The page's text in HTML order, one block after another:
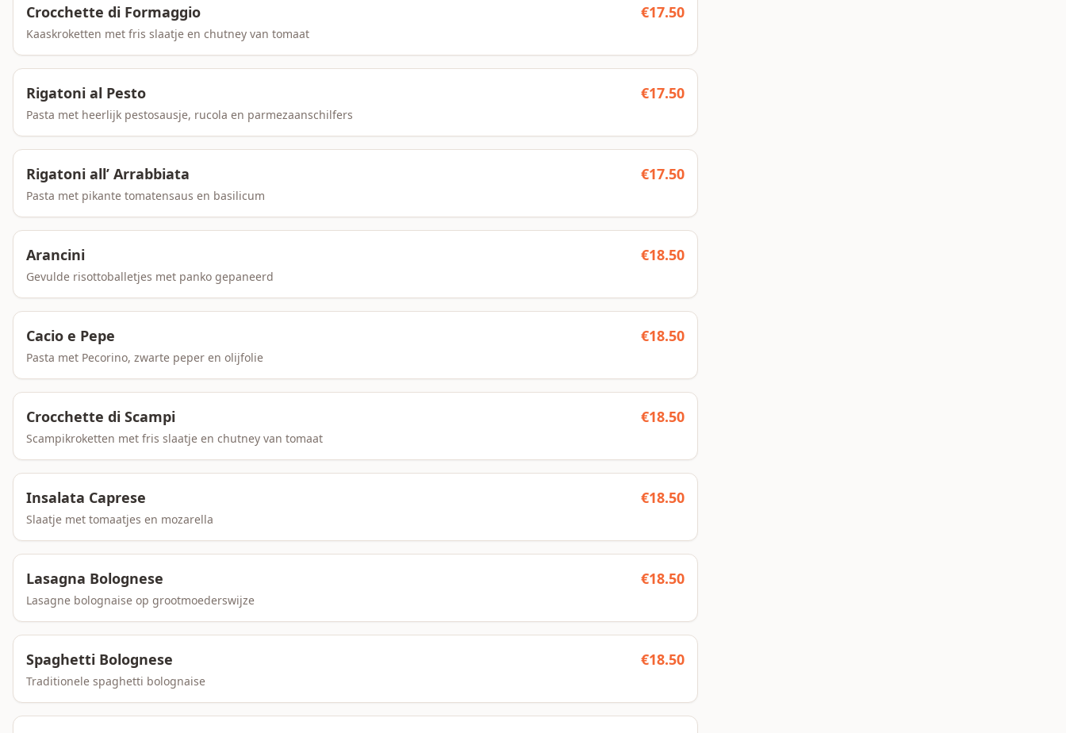
Crocchette di Formaggio
Kaaskroketten met fris slaatje en chutney van tomaat
€17.50
Rigatoni al Pesto
Pasta met heerlijk pestosausje, rucola en parmezaanschilfers
€17.50
Rigatoni all’ Arrabbiata
Pasta met pikante tomatensaus en basilicum
€17.50
Arancini
Gevulde risottoballetjes met panko gepaneerd
€18.50
Cacio e Pepe
Pasta met Pecorino, zwarte peper en olijfolie
€18.50
Crocchette di Scampi
Scampikroketten met fris slaatje en chutney van tomaat
€18.50
Insalata Caprese
Slaatje met tomaatjes en mozarella
€18.50
Lasagna Bolognese
Lasagne bolognaise op grootmoederswijze
€18.50
Spaghetti Bolognese
Traditionele spaghetti bolognaise
€18.50